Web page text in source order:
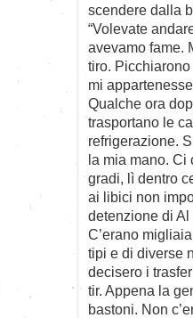
scendere dalla
“Volevate
avevamo fame.
tiro.
mi
Qualche ora
trasportano le
refrigerazione.
la mia mano. Ci
gradi, lì dentro
ai libici non
detenzione di
C’erano
tipi e di diverse
decisero i
tir. Appena la
bastoni. Non